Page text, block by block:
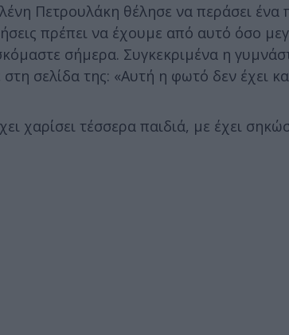
Πετρουλάκη θέλησε να περάσει ένα
πρέπει να έχουμε από αυτό όσο
σήμερα. Συγκεκριμένα η
σελίδα της: «Αυτή η φωτό δεν έχει
χαρίσει τέσσερα παιδιά, με έχει